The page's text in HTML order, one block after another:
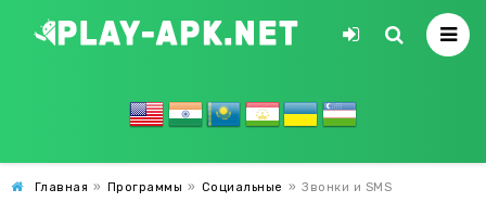
Главная » Программы » Социальные » Звонки и SMS